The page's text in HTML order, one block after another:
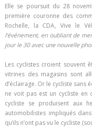
Elle se poursuit du 28
première couronne des
Rochelle, la CDA, Vive le
l’événement, en oubliant de
jour le 30 avec une nouvelle
Les cyclistes croient souvent
vitrines des magasins sont
d’éclairage. Or le cycliste sans
ne voit pas est un cycliste
cycliste se produisent aux
automobilistes impliqués
qu’ils n’ont pas vu le cycliste